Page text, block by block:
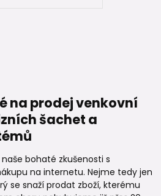
na prodej venkovní
šachet a
bohaté zkušenosti s
na internetu. Nejme tedy jen
se snaží prodat zboží, kterému